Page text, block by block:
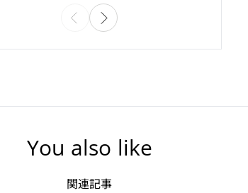
You also like
関連記事